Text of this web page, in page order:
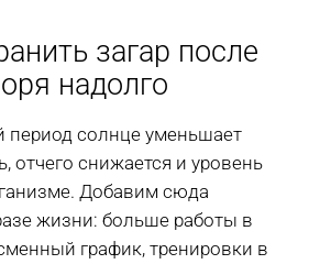
загар после
надолго
период солнце уменьшает
отчего снижается и уровень
Добавим сюда
жизни: больше работы в
график, тренировки в